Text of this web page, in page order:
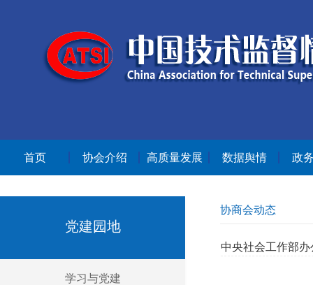
首页 协会介绍 高质量发展 数据舆情 政
党建园地
学习与党建
协商会动态
中央社会工作部